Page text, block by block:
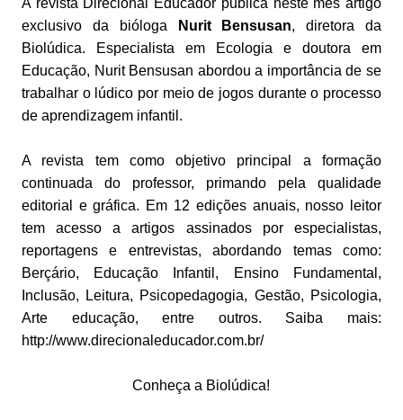
A revista Direcional Educador publica neste mês artigo
exclusivo da bióloga Nurit Bensusan, diretora da
Biolúdica. Especialista em Ecologia e doutora em
Educação, Nurit Bensusan abordou a importância de se
trabalhar o lúdico por meio de jogos durante o processo
de aprendizagem infantil.
A revista tem como objetivo principal a formação
continuada do professor, primando pela qualidade
editorial e gráfica. Em 12 edições anuais, nosso leitor
tem acesso a artigos assinados por especialistas,
reportagens e entrevistas, abordando temas como:
Berçário, Educação Infantil, Ensino Fundamental,
Inclusão, Leitura, Psicopedagogia, Gestão, Psicologia,
Arte educação, entre outros. Saiba mais:
http://www.direcionaleducador.com.br/
Conheça a Biolúdica!